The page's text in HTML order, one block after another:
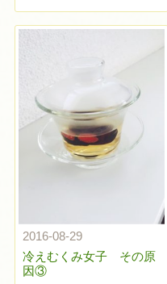
2016-08-29
冷えむくみ女子 その原
因③